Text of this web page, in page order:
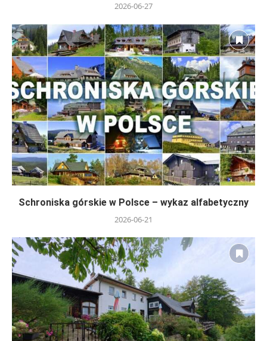
2026-06-27
Schroniska górskie w Polsce – wykaz alfabetyczny
2026-06-21